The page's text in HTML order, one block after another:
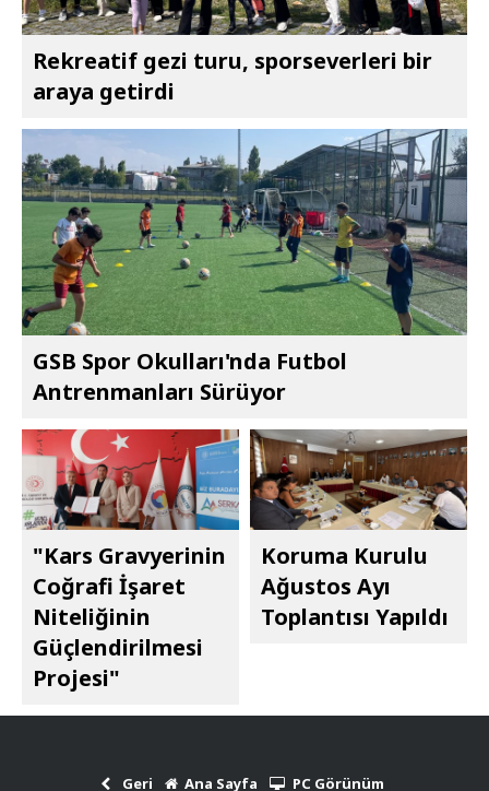
Rekreatif gezi turu, sporseverleri bir
araya getirdi
GSB Spor Okulları'nda Futbol
Antrenmanları Sürüyor
"Kars Gravyerinin
Coğrafi İşaret
Niteliğinin
Güçlendirilmesi
Projesi"
Koruma Kurulu
Ağustos Ayı
Toplantısı Yapıldı
Geri Ana Sayfa PC Görünüm